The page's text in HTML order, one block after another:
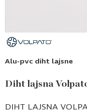
Alu-pvc diht lajsne
Diht lajsna
DIHT LAJSNA